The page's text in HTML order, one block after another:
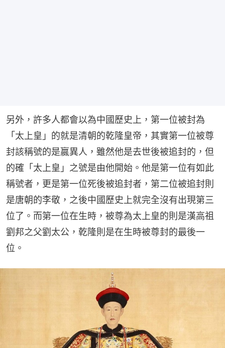
另外，許多人都會以為中國歷史上，第一位被封為
「太上皇」的就是清朝的乾隆皇帝，其實第一位被尊
封該稱號的是嬴異人，雖然他是去世後被追封的，但
的確「太上皇」之號是由他開始。他是第一位有如此
稱號者，更是第一位死後被追封者，第二位被追封則
是唐朝的李敬，之後中國歷史上就完全沒有出現第三
位了。而第一位在生時，被尊為太上皇的則是漢高祖
劉邦之父劉太公，乾隆則是在生時被尊封的最後一
位。